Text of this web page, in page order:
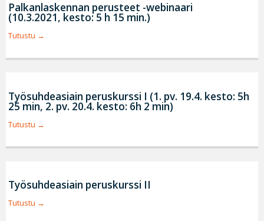
Palkanlaskennan perusteet -webinaari
(10.3.2021, kesto: 5 h 15 min.)
Tutustu
Työsuhdeasiain peruskurssi I (1. pv. 19.4. kesto: 5h
25 min, 2. pv. 20.4. kesto: 6h 2 min)
Tutustu
Työsuhdeasiain peruskurssi II
Tutustu